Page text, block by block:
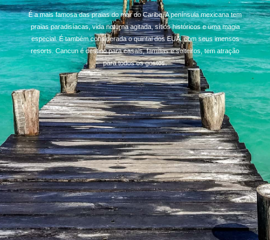
É a mais famosa das praias do mar do Caribe. A península mexicana tem
praias paradisíacas, vida noturna agitada, sítios históricos e uma magia
especial. É também considerada o quintal dos EUA, com seus imensos
resorts. Cancun é destino para casais, famílias e solteiros, tem atração
para todos os gostos.